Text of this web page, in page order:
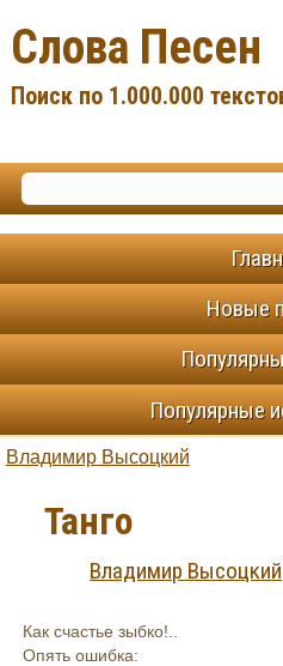
Слова Песен
Поиск по 1.000.000
Новые
Популярные
Владимир Высоцкий
Танго
Владимир Высоцкий
Как счастье зыбко!..
Опять ошибка: